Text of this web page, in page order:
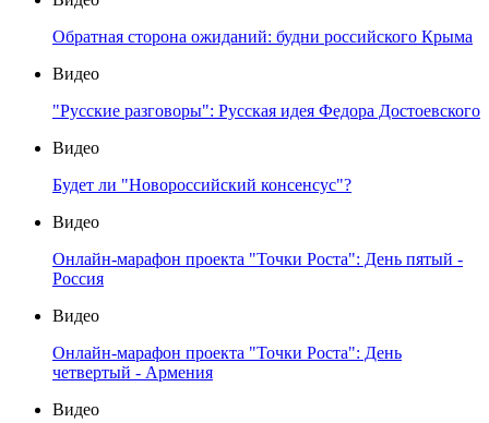
Обратная сторона ожиданий: будни российского Крыма
Видео
"Русские разговоры": Русская идея Федора Достоевского
Видео
Будет ли "Новороссийский консенсус"?
Видео
Онлайн-марафон проекта "Точки Роста": День пятый -
Россия
Видео
Онлайн-марафон проекта "Точки Роста": День
четвертый - Армения
Видео